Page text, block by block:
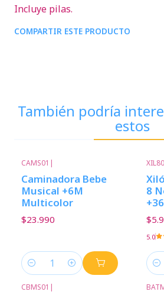
Incluye pilas.
COMPARTIR ESTE PRODUCTO
También podría
estos
CAMS01 |
Caminadora Bebe
Musical +6M
Multicolor
$23.990
Cantidad
8
5.0
CBMS01 |